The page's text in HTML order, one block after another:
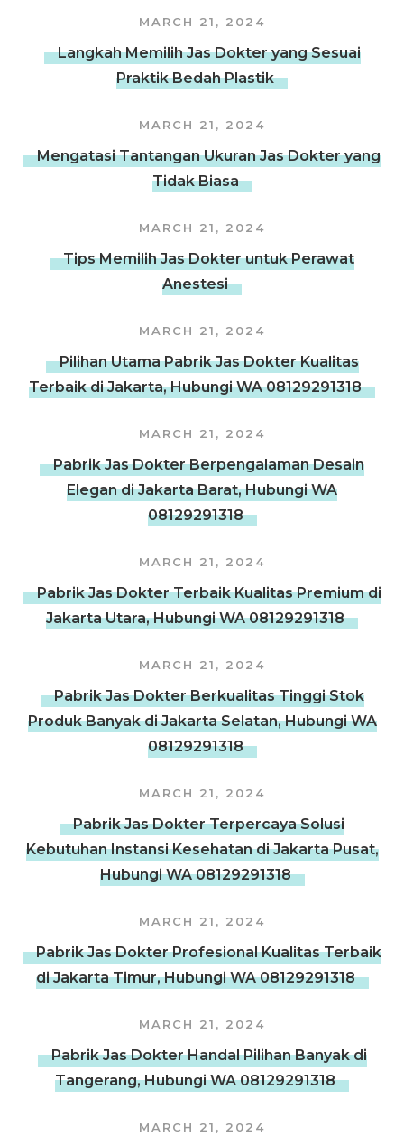
MARCH 21, 2024
Langkah Memilih Jas Dokter yang Sesuai
Praktik Bedah Plastik
MARCH 21, 2024
Mengatasi Tantangan Ukuran Jas Dokter yang
Tidak Biasa
MARCH 21, 2024
Tips Memilih Jas Dokter untuk Perawat
Anestesi
MARCH 21, 2024
Pilihan Utama Pabrik Jas Dokter Kualitas
Terbaik di Jakarta, Hubungi WA 08129291318
MARCH 21, 2024
Pabrik Jas Dokter Berpengalaman Desain
Elegan di Jakarta Barat, Hubungi WA
08129291318
MARCH 21, 2024
Pabrik Jas Dokter Terbaik Kualitas Premium di
Jakarta Utara, Hubungi WA 08129291318
MARCH 21, 2024
Pabrik Jas Dokter Berkualitas Tinggi Stok
Produk Banyak di Jakarta Selatan, Hubungi WA
08129291318
MARCH 21, 2024
Pabrik Jas Dokter Terpercaya Solusi
Kebutuhan Instansi Kesehatan di Jakarta Pusat,
Hubungi WA 08129291318
MARCH 21, 2024
Pabrik Jas Dokter Profesional Kualitas Terbaik
di Jakarta Timur, Hubungi WA 08129291318
MARCH 21, 2024
Pabrik Jas Dokter Handal Pilihan Banyak di
Tangerang, Hubungi WA 08129291318
MARCH 21, 2024